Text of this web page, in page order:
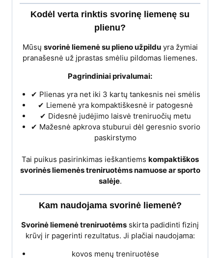
Kodėl verta rinktis svorinę liemenę su
plienu?
Mūsų svorinė liemenė su plieno užpilduyra žymiai
pranašesnė už įprastas smėliu pildomas liemenes.
Pagrindiniai privalumai:
✔ Plienas yra net iki 3 kartų tankesnis nei smėlis
✔ Liemenė yra kompaktiškesnė ir patogesnė
✔ Didesnė judėjimo laisvė treniruočių metu
✔ Mažesnė apkrova stuburui dėl geresnio svorio
paskirstymo
Tai puikus pasirinkimas ieškantiems kompaktiškos
svorinės liemenės treniruotėms namuose ar sporto
salėje.
Kam naudojama svorinė liemenė?
Svorinė liemenė treniruotėms skirta padidinti fizinį
krūvį ir pagerinti rezultatus. Ji plačiai naudojama:
kovos menų treniruotėse